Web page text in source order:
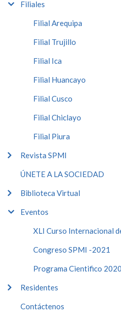
Filiales
Filial Arequipa
Filial Trujillo
Filial Ica
Filial Huancayo
Filial Cusco
Filial Chiclayo
Filial Piura
Revista SPMI
ÚNETE A LA SOCIEDAD
Biblioteca Virtual
Eventos
XLI Curso Internacional
Congreso SPMI -2021
Programa Cientifico 2020
Residentes
Contáctenos